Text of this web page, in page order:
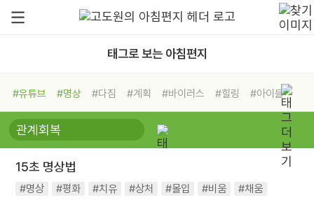
태그로 보는 아침편지
#유튜브 #명상 #다짐 #계획 #바이러스 #힐링
#아이들
#비전캠프
#독서캠프 #삶
#희망
#나눔 #친구 #링컨학교
#독서
#건강
15초 명상법
#명상 #평화 #치유 #상처 #몰입 #비움
#채움